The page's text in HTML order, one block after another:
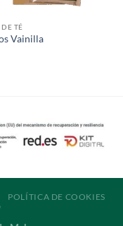
DE TÉ
Vainilla
POLÍTICA DE COOKIES